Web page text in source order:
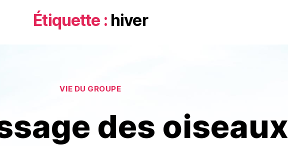
Étiquette : hiver
Catégories
VIE DU GROUPE
des oiseaux